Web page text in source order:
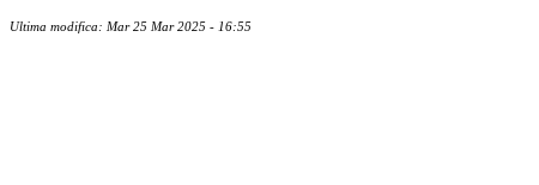
Ultima modifica: Mar 25 Mar 2025 - 16:55